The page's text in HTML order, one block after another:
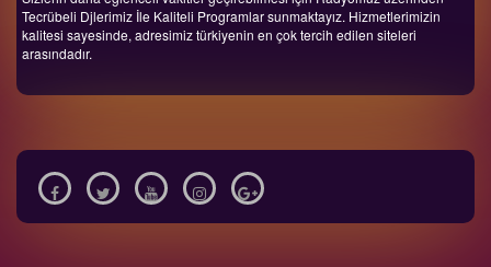
Tecrübeli Djlerimiz İle Kaliteli Programlar sunmaktayız. Hizmetlerimizin
kalitesi sayesinde, adresimiz türkiyenin en çok tercih edilen siteleri
arasındadır.